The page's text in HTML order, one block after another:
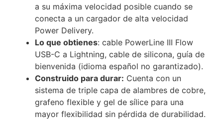
a su máxima velocidad posible cuando se
conecta a un cargador de alta velocidad
Power Delivery.
Lo que obtienes: cable PowerLine III Flow
USB-C a Lightning, cable de silicona, guía de
bienvenida (idioma español no garantizado).
Construido para durar: Cuenta con un
sistema de triple capa de alambres de cobre,
grafeno flexible y gel de sílice para una
mayor flexibilidad sin pérdida de durabilidad.